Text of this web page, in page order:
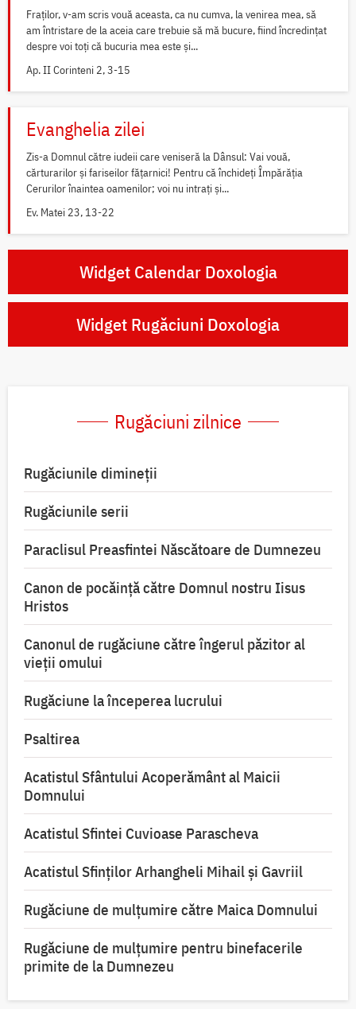
Fraților, v-am scris vouă aceasta, ca nu cumva, la venirea mea, să
am întristare de la aceia care trebuie să mă bucure, fiind încredințat
despre voi toți că bucuria mea este și...
Ap. II Corinteni 2, 3-15
Evanghelia zilei
Zis-a Domnul către iudeii care veniseră la Dânsul: Vai vouă,
cărturarilor și fariseilor fățarnici! Pentru că închideți Împărăția
Cerurilor înaintea oamenilor; voi nu intrați și...
Ev. Matei 23, 13-22
Widget Calendar Doxologia
Widget Rugăciuni Doxologia
Rugăciuni zilnice
Rugăciunile dimineții
Rugăciunile serii
Paraclisul Preasfintei Născătoare de Dumnezeu
Canon de pocăință către Domnul nostru Iisus
Hristos
Canonul de rugăciune către îngerul păzitor al
vieții omului
Rugăciune la începerea lucrului
Psaltirea
Acatistul Sfântului Acoperământ al Maicii
Domnului
Acatistul Sfintei Cuvioase Parascheva
Acatistul Sfinților Arhangheli Mihail și Gavriil
Rugăciune de mulţumire către Maica Domnului
Rugăciune de mulțumire pentru binefacerile
primite de la Dumnezeu